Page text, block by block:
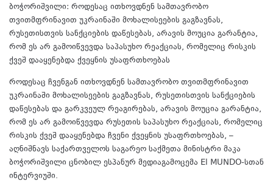
ბოჭორიშვილი: როდესაც ითხოვდნენ სამთავრობო
თვითმფრინავით უკრაინაში მოხალისეების გაგზავნას,
რუსეთისთვის სანქციების დაწესებას, არავის მოუცია გარანტია,
რომ ეს არ გამოიწვევდა საპასუხო რეაქციას, რომელიც რისკის
ქვეშ დააყენებდა ქვეყნის უსაფრთხოებას
როდესაც ჩვენგან ითხოვდნენ სამთავრობო თვითმფრინავით
უკრაინაში მოხალისეების გაგზავნას, რუსეთისთვის სანქციების
დაწესებას და გარკვეულ რეაგირებას, არავის მოუცია გარანტია,
რომ ეს არ გამოიწვევდა რუსეთის საპასუხო რეაქციას, რომელიც
რისკის ქვეშ დააყენებდა ჩვენი ქვეყნის უსაფრთხოებას, –
აღნიშნავს საქართველოს საგარეო საქმეთა მინისტრი მაკა
ბოჭორიშვილი ცნობილ ესპანურ მედიაგამოცემა El MUNDO-სთან
ინტერვიუში.